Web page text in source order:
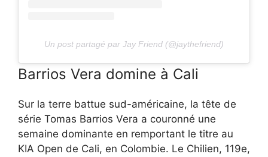
Un post partagé par Jay Friend (@jaythefriend)
Barrios Vera domine à Cali
Sur la terre battue sud-américaine, la tête de
série Tomas Barrios Vera a couronné une
semaine dominante en remportant le titre au
KIA Open de Cali, en Colombie. Le Chilien, 119e,